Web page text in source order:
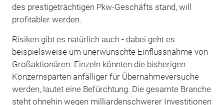
des prestigeträchtigen Pkw-Geschäfts stand, will
profitabler werden.
Risiken gibt es natürlich auch - dabei geht es
beispielsweise um unerwünschte Einflussnahme von
Großaktionären. Einzeln könnten die bisherigen
Konzernsparten anfälliger für Übernahmeversuche
werden, lautet eine Befürchtung. Die gesamte Branche
steht ohnehin wegen milliardenschwerer Investitionen